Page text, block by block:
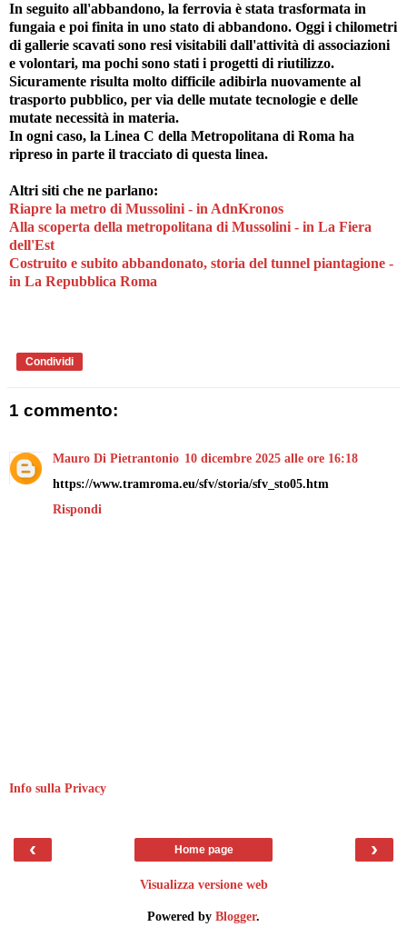
In seguito all'abbandono, la ferrovia è stata trasformata in
fungaia e poi finita in uno stato di abbandono. Oggi i chilometri
di gallerie scavati sono resi visitabili dall'attività di associazioni
e volontari, ma pochi sono stati i progetti di riutilizzo.
Sicuramente risulta molto difficile adibirla nuovamente al
trasporto pubblico, per via delle mutate tecnologie e delle
mutate necessità in materia.
In ogni caso, la Linea C della Metropolitana di Roma ha
ripreso in parte il tracciato di questa linea.
Altri siti che ne parlano:
Riapre la metro di Mussolini - in AdnKronos
Alla scoperta della metropolitana di Mussolini - in La Fiera
dell'Est
Costruito e subito abbandonato, storia del tunnel piantagione -
in La Repubblica Roma
Condividi
1 commento:
Mauro Di Pietrantonio 10 dicembre 2025 alle ore 16:18
https://www.tramroma.eu/sfv/storia/sfv_sto05.htm
Rispondi
Info sulla Privacy
‹ ›
Home page
Visualizza versione web
Powered by Blogger.